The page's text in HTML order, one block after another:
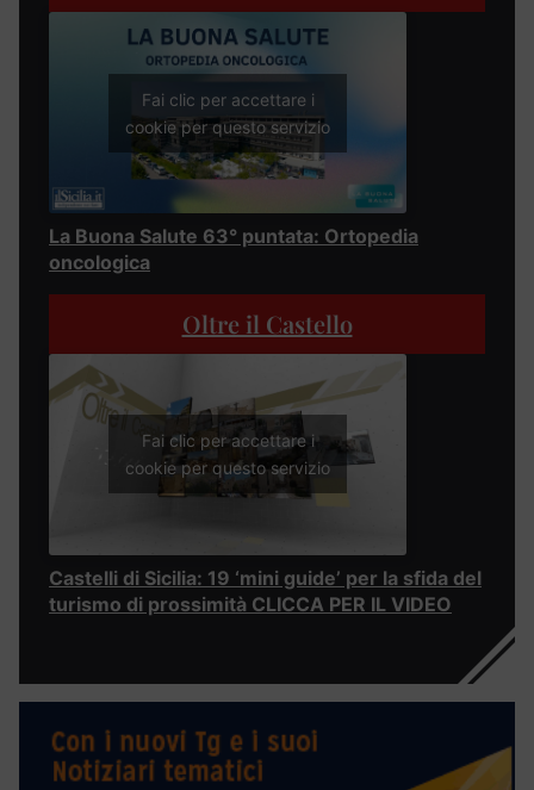
Fai clic per accettare i
cookie per questo servizio
La Buona Salute 63° puntata: Ortopedia
oncologica
Oltre il Castello
Fai clic per accettare i
cookie per questo servizio
Castelli di Sicilia: 19 ‘mini guide’ per la sfida del
turismo di prossimità CLICCA PER IL VIDEO